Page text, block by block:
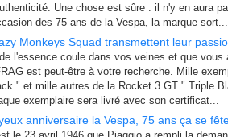
Une chose est sûre : il n'y en aura
des 75 ans de la Vespa, la marque sort...
Monkeys Squad transmettent leur
l'essence coule dans vos veines et que
est peut-être à votre recherche. Mille
" et mille autres de la Rocket 3 GT " Triple
exemplaire sera livré avec son certificat...
anniversaire la Vespa, 75 ans ça se